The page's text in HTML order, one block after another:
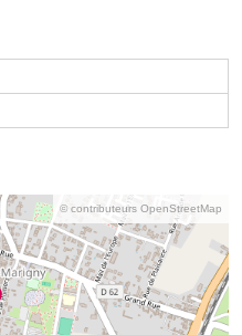
© contributeurs OpenStreetMap